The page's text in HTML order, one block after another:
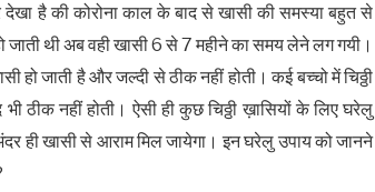
है की कोरोना काल के बाद से खासी की समस्या बहुत से
जाती थी अब वही खासी 6 से 7 महीने का समय लेने लग गयी।
जाती है और जल्दी से ठीक नहीं होती। कई बच्चो में चिठ्ठी
ठीक नहीं होती। ऐसी ही कुछ चिठ्ठी ख़ासियों के लिए घरेलु
ही खासी से आराम मिल जायेगा। इन घरेलु उपाय को जानने